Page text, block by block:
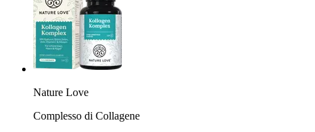
Nature Love
Complesso di Collagene